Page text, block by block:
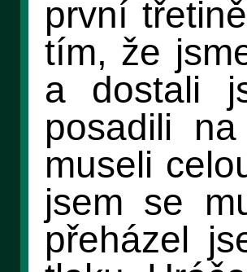
první
tím, že
a dostali
posadili
museli
jsem se
přeházel